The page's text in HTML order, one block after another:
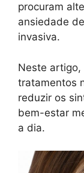
procuram
ansiedade
invasiva.
Neste artigo,
tratamentos
reduzir os
bem-estar
a dia.